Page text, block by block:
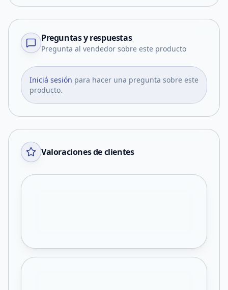
Preguntas y respuestas
Pregunta al vendedor sobre este producto
Iniciá sesión para hacer una pregunta sobre este
producto.
Valoraciones de clientes